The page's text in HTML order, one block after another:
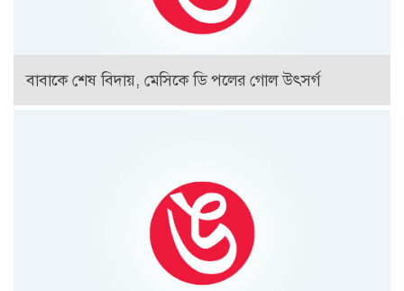
বাবাকে শেষ বিদায়, মেসিকে ডি পলের গোল উৎসর্গ